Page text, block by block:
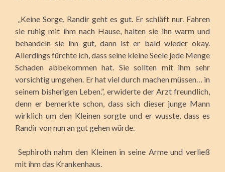
„Keine Sorge, Randir geht es gut. Er schläft nur. Fahren
sie ruhig mit ihm nach Hause, halten sie ihn warm und
behandeln sie ihn gut, dann ist er bald wieder okay.
Allerdings fürchte ich, dass seine kleine Seele jede Menge
Schaden abbekommen hat. Sie sollten mit ihm sehr
vorsichtig umgehen. Er hat viel durch machen müssen… in
seinem bisherigen Leben.”, erwiderte der Arzt freundlich,
denn er bemerkte schon, dass sich dieser junge Mann
wirklich um den Kleinen sorgte und er wusste, dass es
Randir von nun an gut gehen würde.
Sephiroth nahm den Kleinen in seine Arme und verließ
mit ihm das Krankenhaus.